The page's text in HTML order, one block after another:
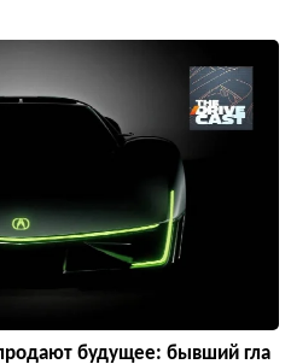
будущее: бывший гла